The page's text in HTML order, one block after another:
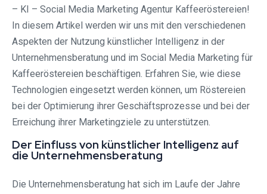
– KI – Social Media Marketing Agentur Kaffeeröstereien!
In diesem Artikel werden wir uns mit den verschiedenen
Aspekten der Nutzung künstlicher Intelligenz in der
Unternehmensberatung und im Social Media Marketing für
Kaffeeröstereien beschäftigen. Erfahren Sie, wie diese
Technologien eingesetzt werden können, um Röstereien
bei der Optimierung ihrer Geschäftsprozesse und bei der
Erreichung ihrer Marketingziele zu unterstützen.
Der Einfluss von künstlicher Intelligenz auf
die Unternehmensberatung
Die Unternehmensberatung hat sich im Laufe der Jahre